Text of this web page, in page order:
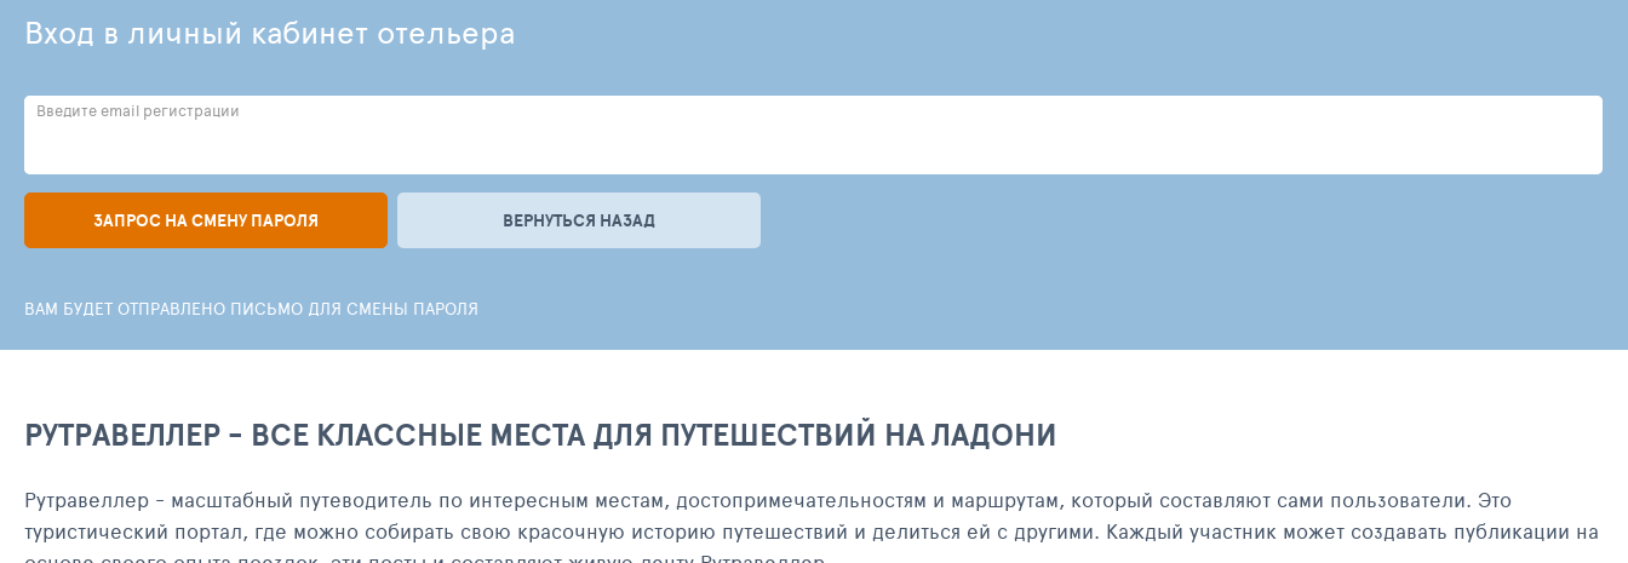
Вход в личный кабинет отельера
Введите email регистрации
ЗАПРОС НА СМЕНУ ПАРОЛЯ ВЕРНУТЬСЯ НАЗАД
ВАМ БУДЕТ ОТПРАВЛЕНО ПИСЬМО ДЛЯ СМЕНЫ ПАРОЛЯ
РУТРАВЕЛЛЕР - ВСЕ КЛАССНЫЕ МЕСТА ДЛЯ ПУТЕШЕСТВИЙ НА ЛАДОНИ
Рутравеллер - масштабный путеводитель по интересным местам, достопримечательностям и маршрутам, который составляют сами пользователи. Это
туристический портал, где можно собирать свою красочную историю путешествий и делиться ей с другими. Каждый участник может создавать публикации на